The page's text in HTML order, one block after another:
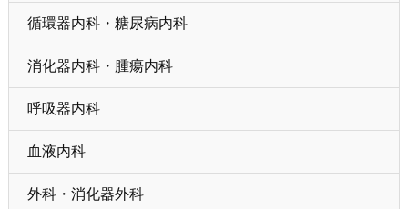
循環器内科・糖尿病内科
消化器内科・腫瘍内科
呼吸器内科
血液内科
外科・消化器外科